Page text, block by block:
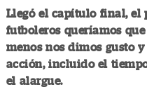
Llegó el capítulo final, el
futboleros queríamos
menos nos dimos gusto
acción, incluido el
el alargue.